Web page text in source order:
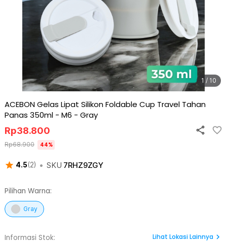
1 / 10
ACEBON Gelas Lipat Silikon Foldable Cup Travel Tahan
Panas 350ml - M6 - Gray
4.5(2) • SKU 7RHZ9ZGY
Rp38.800
Rp68.900 44%
Pilihan Warna:
Gray
Informasi Stok:
Lihat Lokasi Lainnya